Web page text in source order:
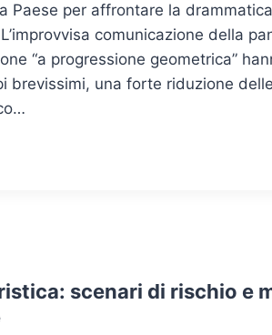
Paese per affrontare la drammatica
comunicazione della
“a progressione geometrica”
brevissimi, una forte riduzione
scenari di rischio e